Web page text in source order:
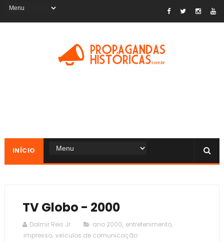
INÍCIO
TV Globo - 2000
Dalmir Reis Jr. ano 2000, entretenimento,
impresso, veículos de comunicação